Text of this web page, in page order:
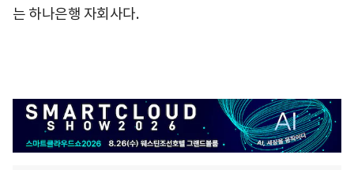
는 하나은행 자회사다.